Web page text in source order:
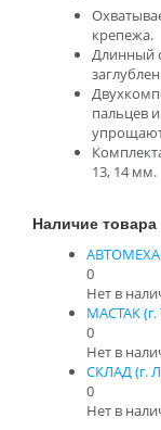
крепежа.
Длинный
пальцев
13, 14 мм.
Наличие товара
0
Нет в
МАСТАК
0
Нет в
СКЛАД (г.
0
Нет в